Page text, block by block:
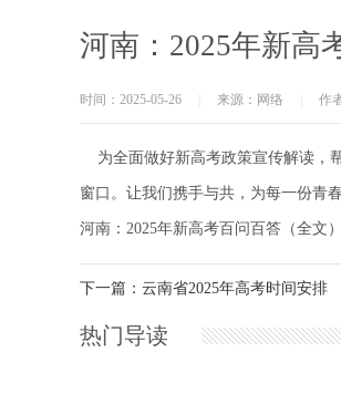
河南：2025年新高
时间：2025-05-26 来源：网络 作
为全面做好新高考政策宣传解读，
窗口。让我们携手与共，为每一份青
河南：2025年新高考百问百答（全文）
下一篇：云南省2025年高考时间安排
热门导读